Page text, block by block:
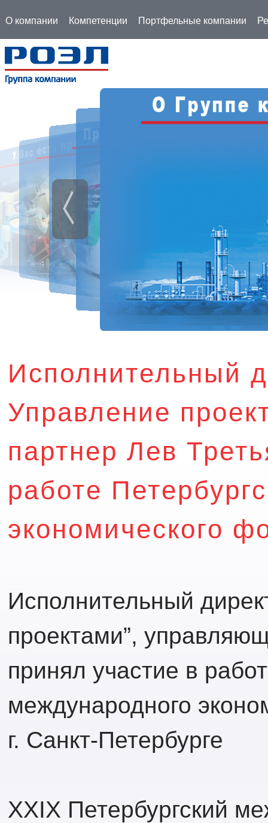
О компании Компетенции Портфельные компании
Исполнительный
Управление
партнер Лев
работе
экономического
Исполнительный
проектами”,
принял участие в
международного
г. Санкт-Петербурге
XXIX Петербургский